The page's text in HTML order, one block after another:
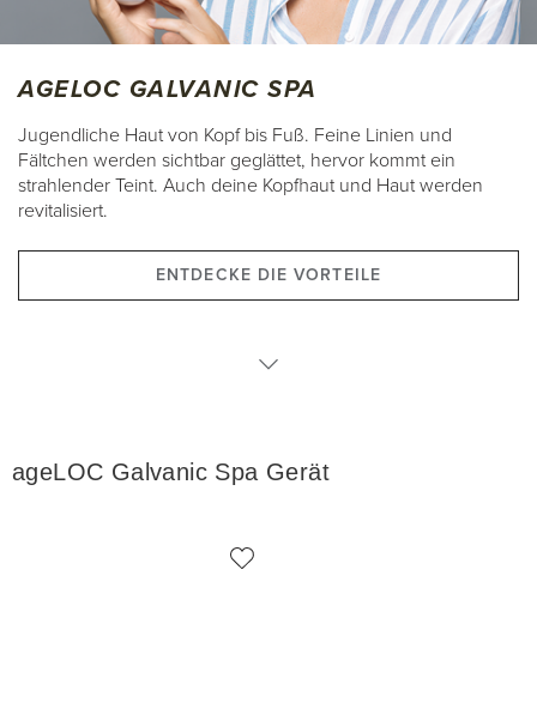
AGELOC GALVANIC SPA
Jugendliche Haut von Kopf bis Fuß. Feine Linien und
Fältchen werden sichtbar geglättet, hervor kommt ein
strahlender Teint. Auch deine Kopfhaut und Haut werden
revitalisiert.
ENTDECKE DIE VORTEILE
Produkte
ageLOC Galvanic Spa Gerät